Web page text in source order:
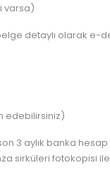
varsa)
detaylı olarak e-
edebilirsiniz)
3 aylık banka
sirküleri fotokopisi